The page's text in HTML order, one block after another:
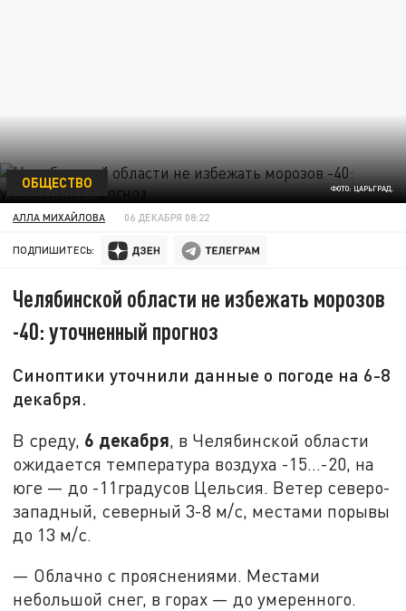
ФОТО: ЦАРЬГРАД.
ОБЩЕСТВО
АЛЛА МИХАЙЛОВА 06 ДЕКАБРЯ 08:22
ПОДПИШИТЕСЬ:
Челябинской области не избежать морозов
-40: уточненный прогноз
Синоптики уточнили данные о погоде на 6-8
декабря.
В среду, 6 декабря, в Челябинской области
ожидается температура воздуха -15…-20, на
юге — до -11градусов Цельсия. Ветер северо-
западный, северный 3-8 м/с, местами порывы
до 13 м/с.
— Облачно с прояснениями. Местами
небольшой снег, в горах — до умеренного.